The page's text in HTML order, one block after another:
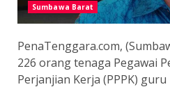
Sumbawa Barat
PenaTenggara.com,
226 orang tenaga Pegawai
Perjanjian Kerja (PPPK)